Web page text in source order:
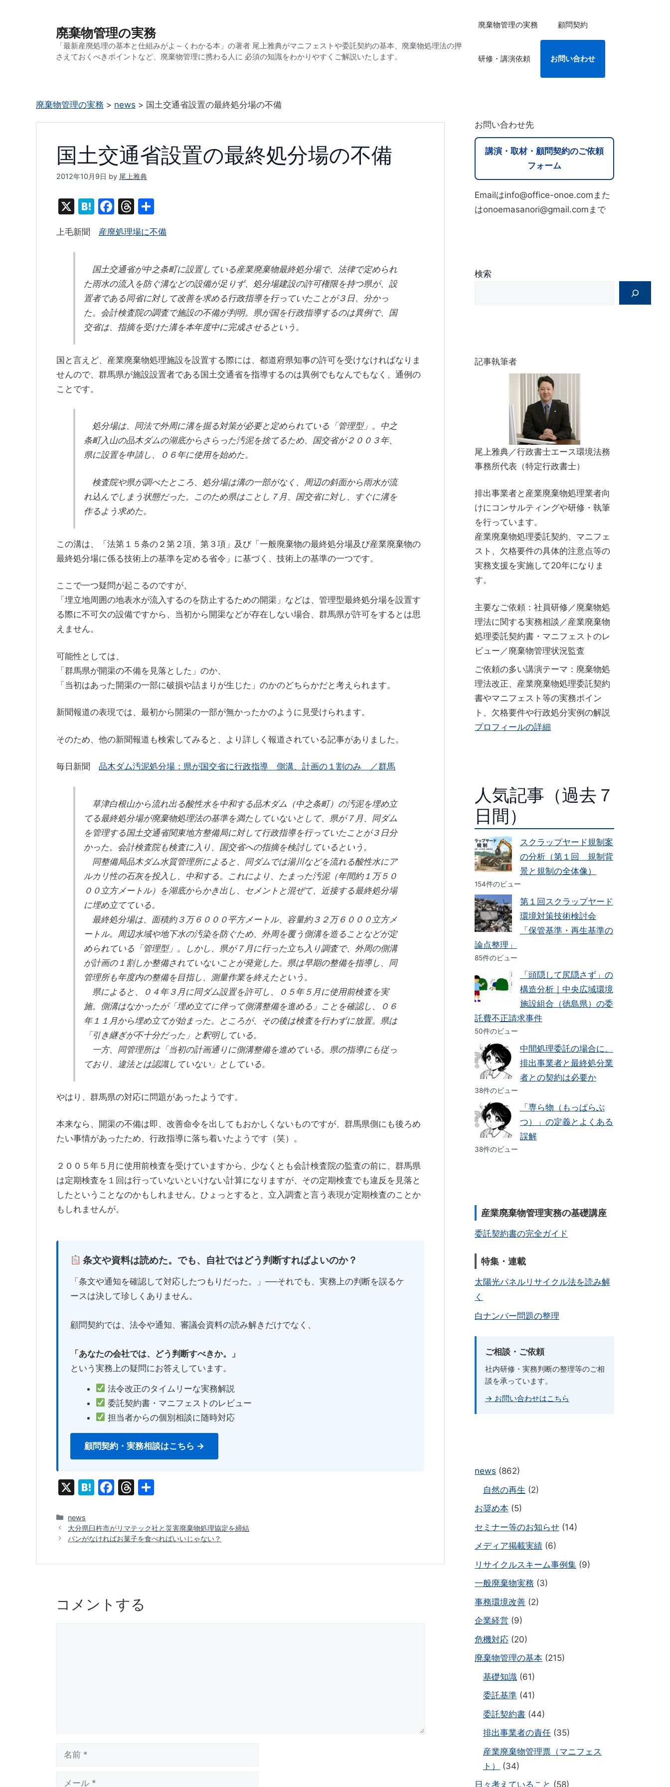
廃棄物管理の実務
「最新産廃処理の基本と仕組みがよ～くわかる本」の著者 尾上雅典がマニフェストや委託契約の基本、廃棄物処理法の押
さえておくべきポイントなど、廃棄物管理に携わる人に 必須の知識をわかりやすくご解説いたします。
廃棄物管理の実務 顧問契約
研修・講演依頼 お問い合わせ
廃棄物管理の実務 > news > 国土交通省設置の最終処分場の不備
国土交通省設置の最終処分場の不備
2012年10月9日 by 尾上雅典
X
H
at
e
a
F
c
b
o
o
k
T
e
d
s
上毛新聞 産廃処理場に不備
国土交通省が中之条町に設置している産業廃棄物最終処分場で、法律で定められ
た雨水の流入を防ぐ溝などの設備が足りず、処分場建設の許可権限を持つ県が、設
置者である同省に対して改善を求める行政指導を行っていたことが３日、分かっ
た。会計検査院の調査で施設の不備が判明。県が国を行政指導するのは異例で、国
交省は、指摘を受けた溝を本年度中に完成させるという。
国と言えど、産業廃棄物処理施設を設置する際には、都道府県知事の許可を受けなければなりま
せんので、群馬県が施設設置者である国土交通省を指導するのは異例でもなんでもなく、通例の
ことです。
処分場は、同法で外周に溝を掘る対策が必要と定められている「管理型」。中之
条町入山の品木ダムの湖底からさらった汚泥を捨てるため、国交省が２００３年、
県に設置を申請し、０６年に使用を始めた。
検査院や県が調べたところ、処分場は溝の一部がなく、周辺の斜面から雨水が流
れ込んでしまう状態だった。このため県はことし７月、国交省に対し、すぐに溝を
作るよう求めた。
この溝は、「法第１５条の２第２項、第３項」及び「一般廃棄物の最終処分場及び産業廃棄物の
最終処分場に係る技術上の基準を定める省令」に基づく、技術上の基準の一つです。
ここで一つ疑問が起こるのですが、
「埋立地周囲の地表水が流入するのを防止するための開渠」などは、管理型最終処分場を設置す
る際に不可欠の設備ですから、当初から開渠などが存在しない場合、群馬県が許可をするとは思
えません。
可能性としては、
「群馬県が開渠の不備を見落とした」のか、
「当初はあった開渠の一部に破損や詰まりが生じた」のかのどちらかだと考えられます。
新聞報道の表現では、最初から開渠の一部が無かったかのように見受けられます。
そのため、他の新聞報道も検索してみると、より詳しく報道されている記事がありました。
毎日新聞 品木ダム汚泥処分場：県が国交省に行政指導 側溝、計画の１割のみ ／群馬
草津白根山から流れ出る酸性水を中和する品木ダム（中之条町）の汚泥を埋め立
てる最終処分場が廃棄物処理法の基準を満たしていないとして、県が７月、同ダム
を管理する国土交通省関東地方整備局に対して行政指導を行っていたことが３日分
かった。会計検査院も検査に入り、国交省への指摘を検討しているという。
同整備局品木ダム水質管理所によると、同ダムでは湯川などを流れる酸性水にア
ルカリ性の石灰を投入し、中和する。これにより、たまった汚泥（年間約１万５０
００立方メートル）を湖底からかき出し、セメントと混ぜて、近接する最終処分場
に埋め立てている。
最終処分場は、面積約３万６０００平方メートル、容量約３２万６０００立方メ
ートル。周辺水域や地下水の汚染を防ぐため、外周を覆う側溝を造ることなどが定
められている「管理型」。しかし、県が７月に行った立ち入り調査で、外周の側溝
が計画の１割しか整備されていないことが発覚した。県は早期の整備を指導し、同
管理所も年度内の整備を目指し、測量作業を終えたという。
県によると、０４年３月に同ダム設置を許可し、０５年５月に使用前検査を実
施。側溝はなかったが「埋め立てに伴って側溝整備を進める」ことを確認し、０６
年１１月から埋め立てが始まった。ところが、その後は検査を行わずに放置。県は
「引き継ぎが不十分だった」と釈明している。
一方、同管理所は「当初の計画通りに側溝整備を進めている。県の指導にも従っ
ており、違法とは認識していない」としている。
やはり、群馬県の対応に問題があったようです。
本来なら、開渠の不備は即、改善命令を出してもおかしくないものですが、群馬県側にも後ろめ
たい事情があったため、行政指導に落ち着いたようです（笑）。
２００５年５月に使用前検査を受けていますから、少なくとも会計検査院の監査の前に、群馬県
は定期検査を１回は行っていないといけない計算になりますが、その定期検査でも違反を見落と
したということなのかもしれません。ひょっとすると、立入調査と言う表現が定期検査のことか
もしれませんが。
条文や資料は読めた。でも、自社ではどう判断すればよいのか？
「条文や通知を確認して対応したつもりだった。」──それでも、実務上の判断を誤るケ
ースは決して珍しくありません。
顧問契約では、法令や通知、審議会資料の読み解きだけでなく、
「あなたの会社では、どう判断すべきか。」
という実務上の疑問にお答えしています。
法令改正のタイムリーな実務解説
委託契約書・マニフェストのレビュー
担当者からの個別相談に随時対応
顧問契約・実務相談はこちら →
X
H
n
F
e
o
k
T
a
s
カ
テ
ゴ
news
大分県臼杵市がリマテック社と災害廃棄物処理協定を締結
パンがなければお菓子を食べればいいじゃない？
コメントする
お問い合わせ先
講演・取材・顧問契約のご依頼
フォーム
Emailはinfo@office-onoe.comまた
はonoemasanori@gmail.comまで
検索
記事執筆者
尾上雅典／行政書士エース環境法務
事務所代表（特定行政書士）
排出事業者と産業廃棄物処理業者向
けにコンサルティングや研修・執筆
を行っています。
産業廃棄物処理委託契約、マニフェ
スト、欠格要件の具体的注意点等の
実務支援を実施して20年になりま
す。
主要なご依頼：社員研修／廃棄物処
理法に関する実務相談／産業廃棄物
処理委託契約書・マニフェストのレ
ビュー／廃棄物管理状況監査
ご依頼の多い講演テーマ：廃棄物処
理法改正、産業廃棄物処理委託契約
書やマニフェスト等の実務ポイン
ト、欠格要件や行政処分実例の解説
プロフィールの詳細
人気記事（過去７
日間）
スクラップヤード規制案
の分析（第１回 規制背
景と規制の全体像）
154件のビュー
第１回スクラップヤード
環境対策技術検討会
「保管基準・再生基準の
論点整理」
85件のビュー
「頭隠して尻隠さず」の
構造分析｜中央広域環境
施設組合（徳島県）の委
託費不正請求事件
50件のビュー
中間処理委託の場合に、
排出事業者と最終処分業
者との契約は必要か
38件のビュー
「専ら物（もっぱらぶ
つ）」の定義とよくある
誤解
38件のビュー
産業廃棄物管理実務の基礎講座
委託契約書の完全ガイド
特集・連載
太陽光パネルリサイクル法を読み解
く
白ナンバー問題の整理
ご相談・ご依頼
社内研修・実務判断の整理等のご相
談を承っています。
→ お問い合わせはこちら
news (862)
自然の再生 (2)
お奨め本 (5)
セミナー等のお知らせ (14)
メディア掲載実績 (6)
リサイクルスキーム事例集 (9)
一般廃棄物実務 (3)
事務環境改善 (2)
企業経営 (9)
危機対応 (20)
廃棄物管理の基本 (215)
基礎知識 (61)
委託基準 (41)
委託契約書 (44)
排出事業者の責任 (35)
産業廃棄物管理票（マニフェス
ト）
(34)
日々考えていること (58)